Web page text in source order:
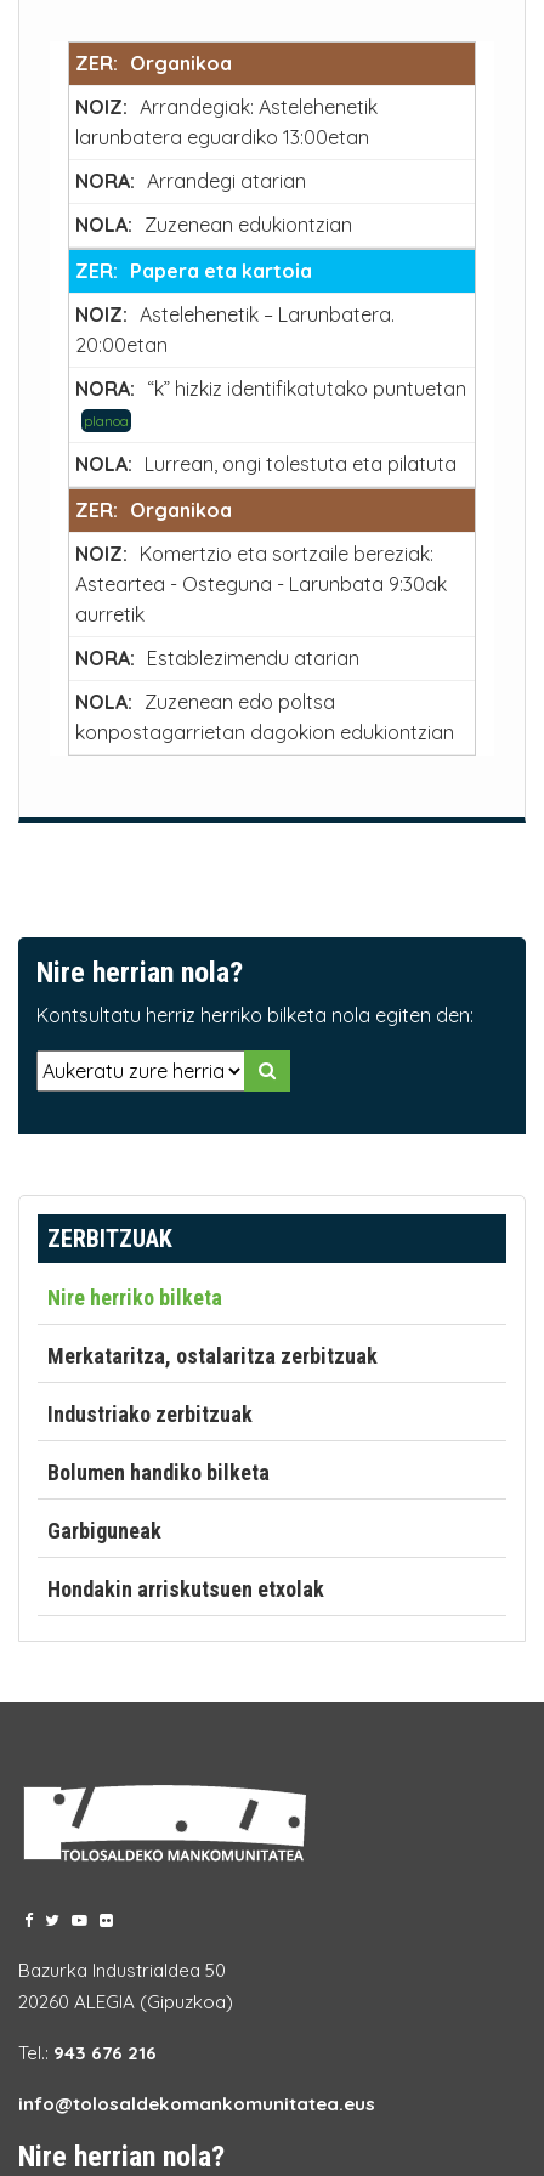
Organikoa
Arrandegiak: Astelehenetik
larunbatera eguardiko 13:00etan
Arrandegi atarian
Zuzenean edukiontzian
Papera eta kartoia
Astelehenetik – Larunbatera.
20:00etan
“k” hizkiz identifikatutako puntuetan
planoa
Lurrean, ongi tolestuta eta pilatuta
Organikoa
Komertzio eta sortzaile bereziak:
Asteartea - Osteguna - Larunbata 9:30ak
aurretik
Establezimendu atarian
Zuzenean edo poltsa
konpostagarrietan dagokion edukiontzian
Nire herrian nola?
Kontsultatu herriz herriko bilketa nola egiten den:
ZERBITZUAK
Nire herriko bilketa
Merkataritza, ostalaritza zerbitzuak
Industriako zerbitzuak
Bolumen handiko bilketa
Garbiguneak
Hondakin arriskutsuen etxolak
Bazurka Industrialdea 50
20260 ALEGIA (Gipuzkoa)
Tel.: 943 676 216
info@tolosaldekomankomunitatea.eus
Nire herrian nola?